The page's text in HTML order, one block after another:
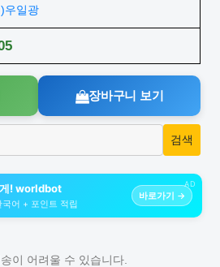
우일광
장바구니 보기
AD
게! worldbot
어 + 포인트 적립
바로가기 →
이 어려울 수 있습니다.